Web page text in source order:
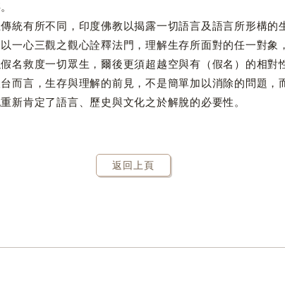
有所不同，印度佛教以揭露一切語言及語言所形構的
一心三觀之觀心詮釋法門，理解生存所面對的任一對象
名救度一切眾生，爾後更須超越空與有（假名）的相
而言，生存與理解的前見，不是簡單加以消除的問題，
新肯定了語言、歷史與文化之於解脫的必要性。
返回上頁